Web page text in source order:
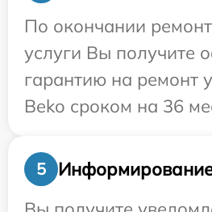
По окончании
услуги Вы получите
гарантию на ремонт
Beko сроком на 36
5
Информирование